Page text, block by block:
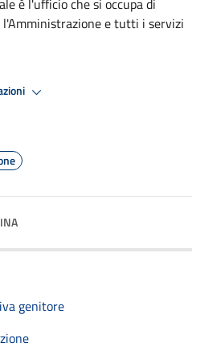
e tutti i servizi
genitore